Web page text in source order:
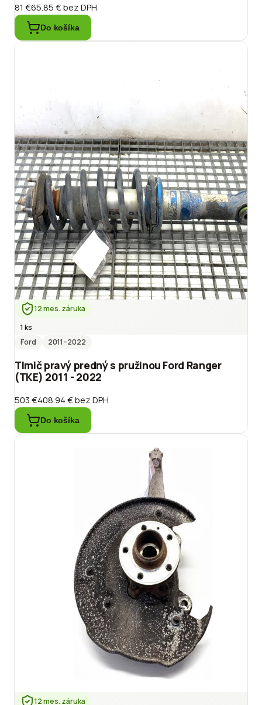
81 €65.85 €bez DPH
Do košíka
12 mes. záruka
1 ks
Ford
2011–2022
Tlmič pravý predný s pružinou Ford Ranger
(TKE) 2011 - 2022
503 €408.94 €bez DPH
Do košíka
12 mes. záruka